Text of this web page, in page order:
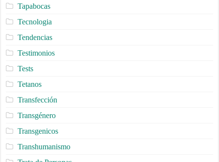
Tapabocas
Tecnologia
Tendencias
Testimonios
Tests
Tetanos
Transfección
Transgénero
Transgenicos
Transhumanismo